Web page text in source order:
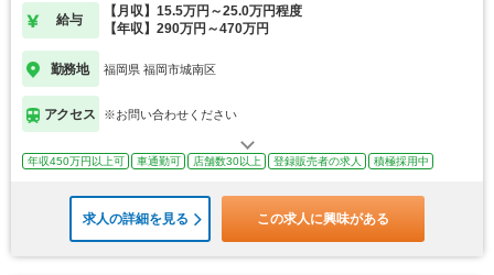
給与
【月収】15.5万円～25.0万円程度
【年収】290万円～470万円
勤務地 福岡県 福岡市城南区
アクセス ※お問い合わせください
年収450万円以上可 車通勤可 店舗数30以上 登録販売者の求人 積極採用中
求人の詳細を見る この求人に興味がある